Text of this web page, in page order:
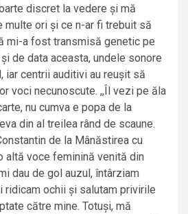
discret la vedere și mă
multe ori și ce n-ar fi trebuit să
mi-a fost transmisă genetic pe
de data aceasta, undele sonore
iar centrii auditivi au reușit să
voci necunoscute. ,,Îl vezi pe ăla
nu cumva e popa de la
din al treilea rând de scaune.
de la Mânăstirea cu
altă voce feminină venită din
dau de gol auzul, întârziam
ridicam ochii și salutam privirile
către mine. Totuși, mă